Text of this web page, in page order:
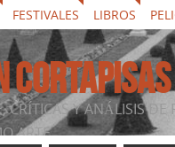
FESTIVALES LIBROS
CORTAPISAS
Y ANÁLISIS
ARTE